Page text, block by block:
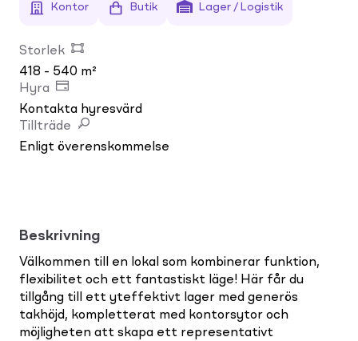
Kontor Butik Lager / Logistik
Storlek
418 - 540 m²
Hyra
Kontakta hyresvärd
Tillträde
Enligt överenskommelse
Beskrivning
Välkommen till en lokal som kombinerar funktion,
flexibilitet och ett fantastiskt läge! Här får du
tillgång till ett yteffektivt lager med generös
takhöjd, kompletterat med kontorsytor och
möjligheten att skapa ett representativt